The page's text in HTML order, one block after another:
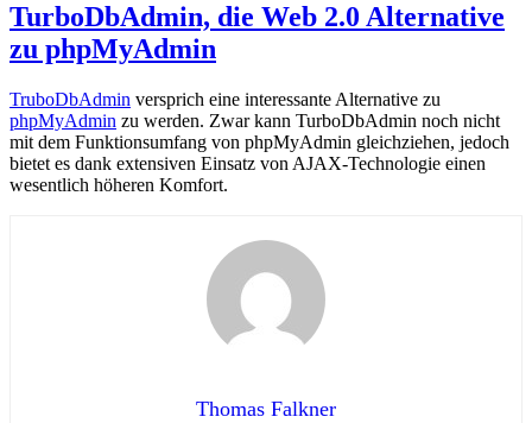
TurboDbAdmin, die Web 2.0 Alternative
zu phpMyAdmin
TruboDbAdmin versprich eine interessante Alternative zu
phpMyAdmin zu werden. Zwar kann TurboDbAdmin noch nicht
mit dem Funktionsumfang von phpMyAdmin gleichziehen, jedoch
bietet es dank extensiven Einsatz von AJAX-Technologie einen
wesentlich höheren Komfort.
Thomas Falkner